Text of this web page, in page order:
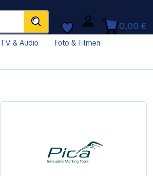
0,00 €
TV & Audio
Foto & Filmen